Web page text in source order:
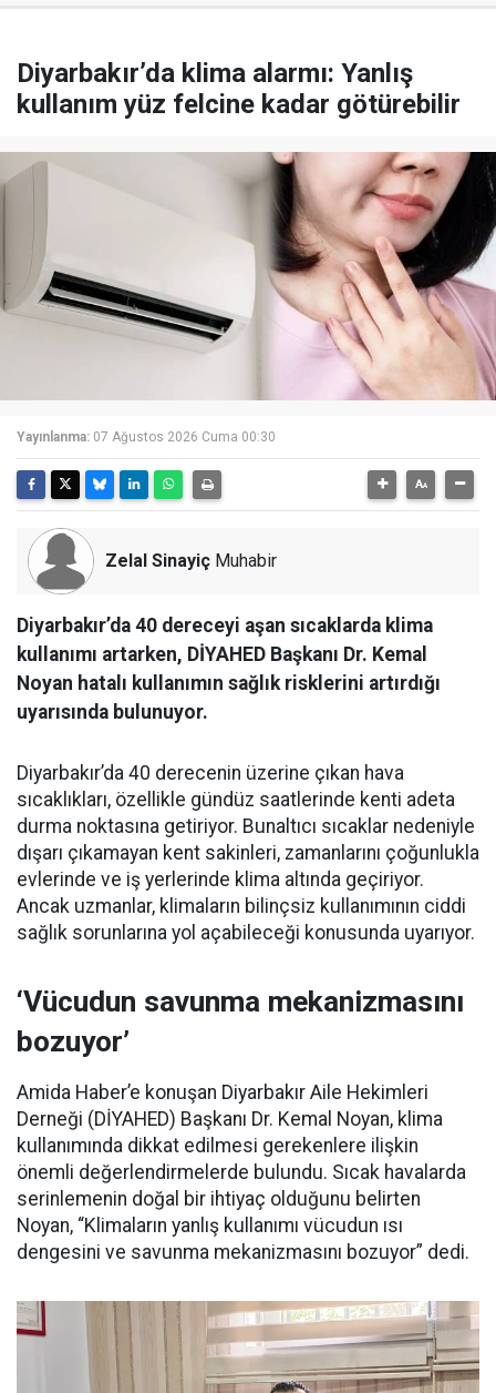
Diyarbakır’da klima alarmı: Yanlış
kullanım yüz felcine kadar götürebilir
Yayınlanma: 07 Ağustos 2026 Cuma 00:30
Zelal Sinayiç Muhabir
Diyarbakır’da 40 dereceyi aşan sıcaklarda klima
kullanımı artarken, DİYAHED Başkanı Dr. Kemal
Noyan hatalı kullanımın sağlık risklerini artırdığı
uyarısında bulunuyor.
Diyarbakır’da 40 derecenin üzerine çıkan hava
sıcaklıkları, özellikle gündüz saatlerinde kenti adeta
durma noktasına getiriyor. Bunaltıcı sıcaklar nedeniyle
dışarı çıkamayan kent sakinleri, zamanlarını çoğunlukla
evlerinde ve iş yerlerinde klima altında geçiriyor.
Ancak uzmanlar, klimaların bilinçsiz kullanımının ciddi
sağlık sorunlarına yol açabileceği konusunda uyarıyor.
‘Vücudun savunma mekanizmasını
bozuyor’
Amida Haber’e konuşan Diyarbakır Aile Hekimleri
Derneği (DİYAHED) Başkanı Dr. Kemal Noyan, klima
kullanımında dikkat edilmesi gerekenlere ilişkin
önemli değerlendirmelerde bulundu. Sıcak havalarda
serinlemenin doğal bir ihtiyaç olduğunu belirten
Noyan, “Klimaların yanlış kullanımı vücudun ısı
dengesini ve savunma mekanizmasını bozuyor” dedi.